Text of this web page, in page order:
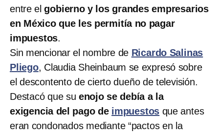
entre elgobierno y los grandes empresarios
en México que les permitía no pagar
impuestos.
Sin mencionar el nombre de Ricardo Salinas
Pliego, Claudia Sheinbaum se expresó sobre
el descontento de cierto dueño de televisión.
Destacó que su enojo se debía a la
exigencia del pago de impuestos que antes
eran condonados mediante “pactos en la